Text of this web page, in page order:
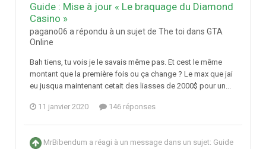
Guide : Mise à jour « Le braquage du Diamond
Casino »
pagano06 a répondu à un sujet de The toi dans GTA
Online
Bah tiens, tu vois je le savais même pas. Et cest le même
montant que la première fois ou ça change ? Le max que jai
eu jusqua maintenant cetait des liasses de 2000$ pour un...
11 janvier 2020 146 réponses
MrBibendum a réagi à un message dans un sujet: Guide